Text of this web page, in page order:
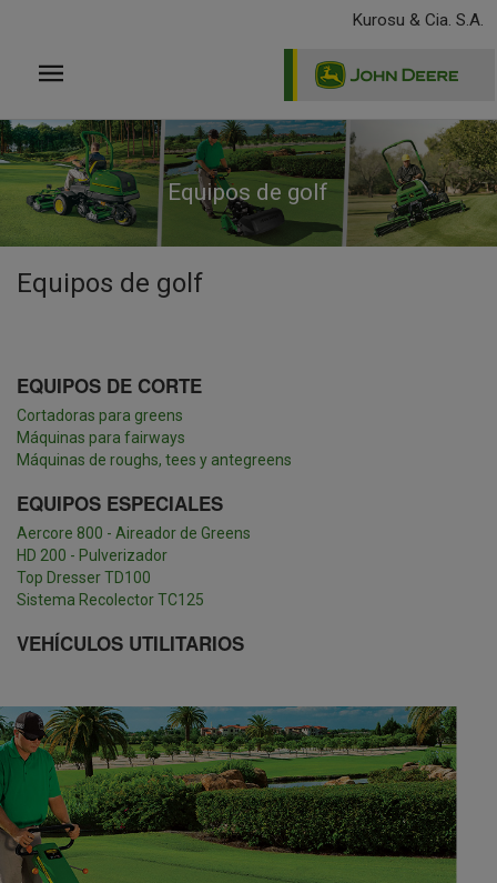
principal
Kurosu & Cia. S.A.
Equipos de golf
Equipos de golf
EQUIPOS DE CORTE
Cortadoras para greens
Máquinas para fairways
Máquinas de roughs, tees y antegreens
EQUIPOS ESPECIALES
Aercore 800 - Aireador de Greens
HD 200 - Pulverizador
Top Dresser TD100
Sistema Recolector TC125
VEHÍCULOS UTILITARIOS